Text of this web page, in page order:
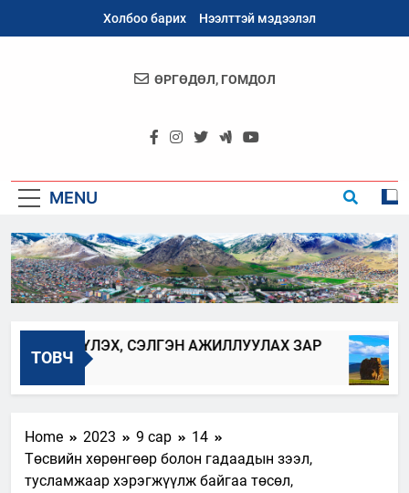
Холбоо барих Нээлттэй мэдээлэл
Архангай
ӨРГӨДӨЛ, ГОМДОЛ
MENU
ТОВЧ
СЭЛГЭН АЖИЛЛУУЛАХ ЗАР
Home 2023 9 сар
14
Төсвийн хөрөнгөөр болон гадаадын зээл,
тусламжаар хэрэгжүүлж байгаа төсөл,